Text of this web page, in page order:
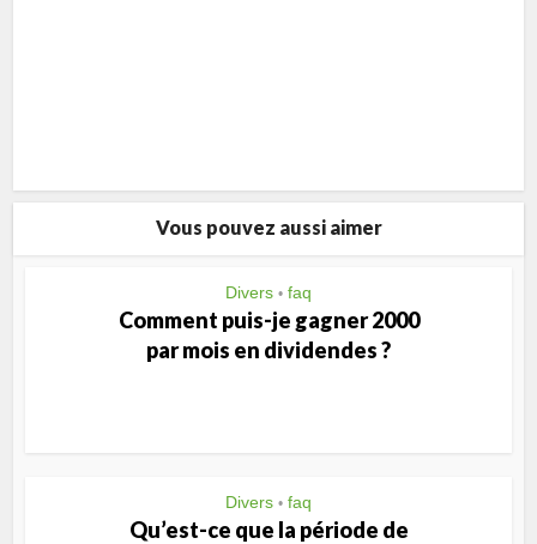
Vous pouvez aussi aimer
Divers • faq
Comment puis-je gagner 2000
par mois en dividendes ?
Divers • faq
Qu’est-ce que la période de